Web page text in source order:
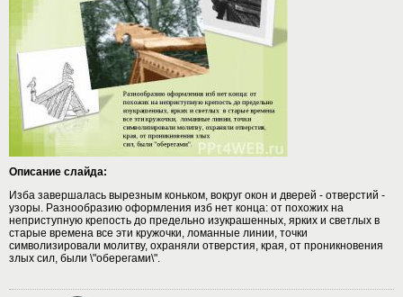
Описание слайда:
Изба завершалась вырезным коньком, вокруг окон и дверей - отверстий -
узоры. Разнообразию оформления изб нет конца: от похожих на
неприступную крепость до предельно изукрашенных, ярких и светлых в
старые времена все эти кружочки, ломанные линии, точки
символизировали молитву, охраняли отверстия, края, от проникновения
злых сил, были \"оберегами\".